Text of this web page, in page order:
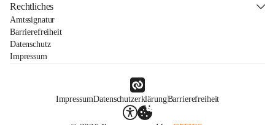
Rechtliches
Amtssignatur
Barrierefreiheit
Datenschutz
Impressum
ImpressumDatenschutzerklärungBarrierefreiheit